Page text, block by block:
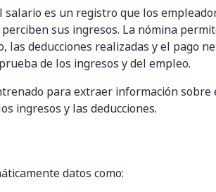
salario es un registro que los
perciben sus ingresos. La nómina
las deducciones realizadas y el pago
de los ingresos y del empleo.
para extraer información sobre
ingresos y las deducciones.
datos como: